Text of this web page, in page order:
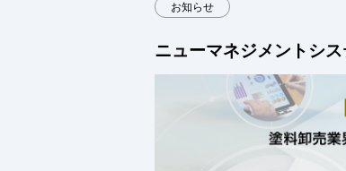
お知らせ
ニューマネジメントシ